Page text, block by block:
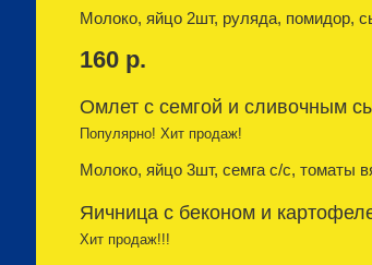
Молоко, яйцо 2шт, руляда, помидор,
160 р.
Омлет с семгой и сливочным
Популярно! Хит продаж!
Молоко, яйцо 3шт, семга с/с, томаты
Яичница с беконом и
Хит продаж!!!